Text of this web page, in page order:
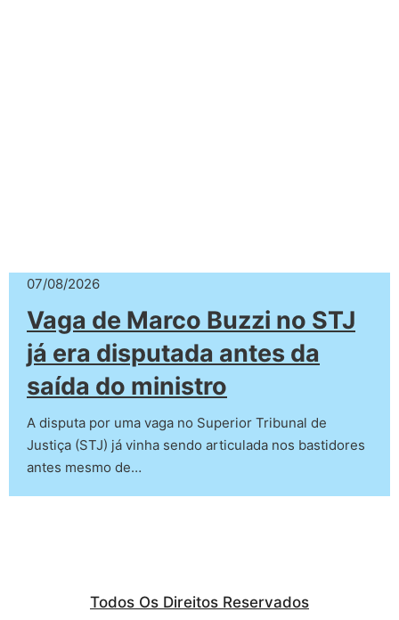
07/08/2026
Vaga de Marco Buzzi no STJ
já era disputada antes da
saída do ministro
A disputa por uma vaga no Superior Tribunal de
Justiça (STJ) já vinha sendo articulada nos bastidores
antes mesmo de…
Todos Os Direitos Reservados